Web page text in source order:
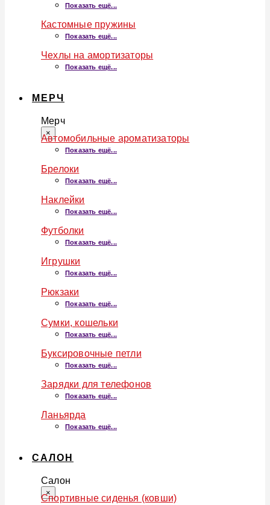
Показать ещё...
Кастомные пружины
Показать ещё...
Чехлы на амортизаторы
Показать ещё...
МЕРЧ
Мерч
×
Автомобильные ароматизаторы
Показать ещё...
Брелоки
Показать ещё...
Наклейки
Показать ещё...
Футболки
Показать ещё...
Игрушки
Показать ещё...
Рюкзаки
Показать ещё...
Сумки, кошельки
Показать ещё...
Буксировочные петли
Показать ещё...
Зарядки для телефонов
Показать ещё...
Ланьярда
Показать ещё...
САЛОН
Салон
×
Спортивные сиденья (ковши)